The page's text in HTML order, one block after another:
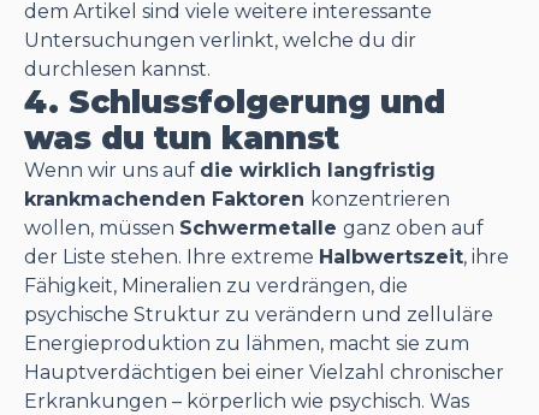
dem Artikel sind viele weitere interessante
Untersuchungen verlinkt, welche du dir
durchlesen kannst.
4. Schlussfolgerung und
was du tun kannst
Wenn wir uns auf die wirklich langfristig
krankmachenden Faktoren konzentrieren
wollen, müssen Schwermetalle ganz oben auf
der Liste stehen. Ihre extreme Halbwertszeit, ihre
Fähigkeit, Mineralien zu verdrängen, die
psychische Struktur zu verändern und zelluläre
Energieproduktion zu lähmen, macht sie zum
Hauptverdächtigen bei einer Vielzahl chronischer
Erkrankungen – körperlich wie psychisch. Was